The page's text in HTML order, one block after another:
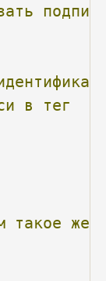
в
тег
такое же